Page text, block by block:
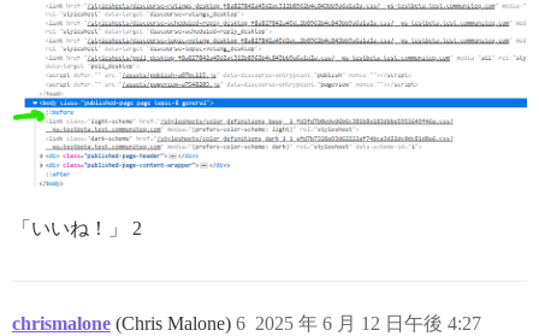
「いいね！」 2
chrismalone (Chris Malone) 2025 年 6 月 12 日午後 4:27
6